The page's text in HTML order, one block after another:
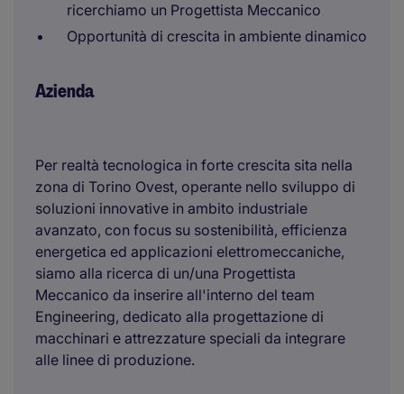
ricerchiamo un Progettista Meccanico
Opportunità di crescita in ambiente dinamico
Azienda
Per realtà tecnologica in forte crescita sita nella
zona di Torino Ovest, operante nello sviluppo di
soluzioni innovative in ambito industriale
avanzato, con focus su sostenibilità, efficienza
energetica ed applicazioni elettromeccaniche,
siamo alla ricerca di un/una Progettista
Meccanico da inserire all'interno del team
Engineering, dedicato alla progettazione di
macchinari e attrezzature speciali da integrare
alle linee di produzione.